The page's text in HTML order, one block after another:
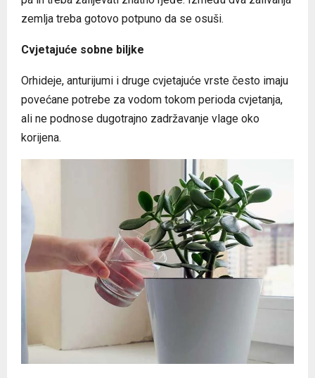
zemlja treba gotovo potpuno da se osuši.
Cvjetajuće sobne biljke
Orhideje, anturijumi i druge cvjetajuće vrste često imaju
povećane potrebe za vodom tokom perioda cvjetanja,
ali ne podnose dugotrajno zadržavanje vlage oko
korijena.